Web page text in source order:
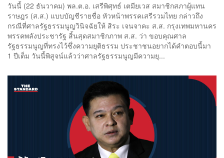
วันนี้ (22 ธันวาคม) พล.ต.อ. เสรีพิศุทธ์ เตมียเวส สมาชิกสภาผู้แทน
ราษฎร (ส.ส.) แบบบัญชีรายชื่อ หัวหน้าพรรคเสรีรวมไทย กล่าวถึง
กรณีที่ศาลรัฐธรรมนูญวินิจฉัยให้ สิระ เจนจาคะ ส.ส. กรุงเทพมหานคร
พรรคพลังประชารัฐ สิ้นสุดสมาชิกภาพ ส.ส. ว่า ขอบคุณศาล
รัฐธรรมนูญที่ทรงไว้ซึ่งความยุติธรรม ประชาชนอยากได้คำตอบนี้มา
1 ปีเต็ม วันนี้พิสูจน์แล้วว่าศาลรัฐธรรมนูญมีความยุ...